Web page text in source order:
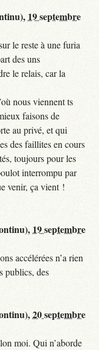
19 septembre
le reste à une furia
des uns
le relais, car la
nous viennent ts
faisons de
au privé, et qui
des faillites en cours
toujours pour les
interrompu par
venir, ça vient !
19 septembre
accélérées n’a rien
publics, des
20 septembre
moi. Qui n’aborde